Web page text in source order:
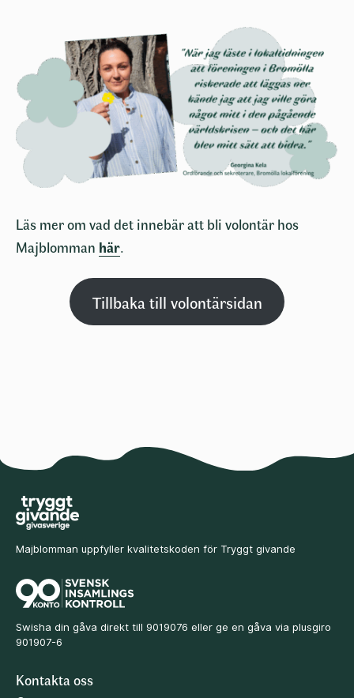
Läs mer om vad det innebär att bli volontär hos
Majblomman här.
Tillbaka till volontärsidan
Majblomman uppfyller kvalitetskoden för Tryggt givande
Swisha din gåva direkt till 9019076 eller ge en gåva via plusgiro
901907-6
Kontakta oss